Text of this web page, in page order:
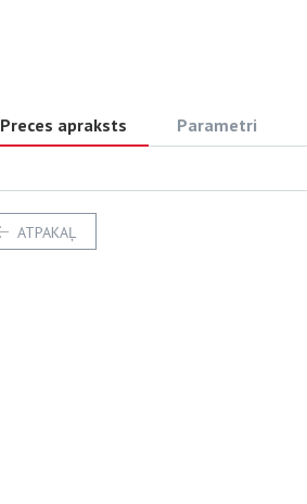
Preces apraksts Parametri
ATPAKAĻ